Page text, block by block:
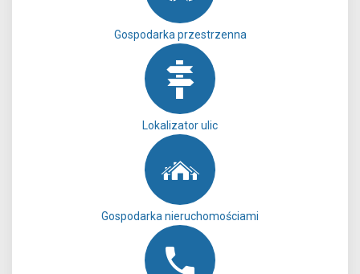
Gospodarka przestrzenna
Lokalizator ulic
Gospodarka nieruchomościami